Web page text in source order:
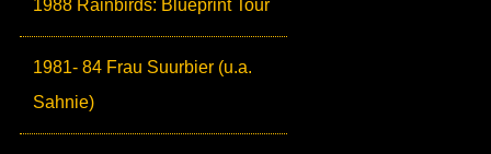
1988 Rainbirds: Blueprint Tour
1981- 84 Frau Suurbier (u.a.
Sahnie)